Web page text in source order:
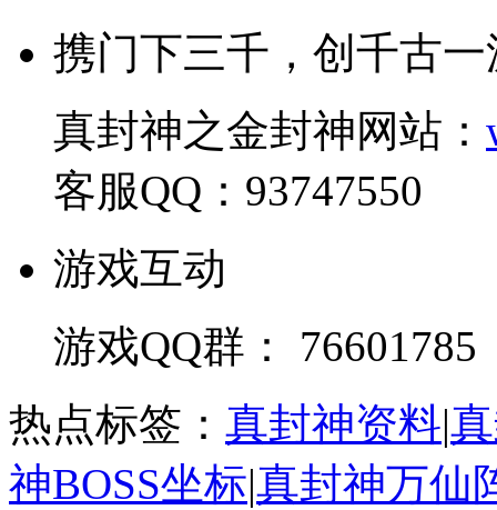
携门下三千，创千古一
真封神之金封神网站：
客服QQ：93747550
游戏互动
游戏QQ群： 76601785
热点标签： 真封神资料|
神BOSS坐标|真封神万仙